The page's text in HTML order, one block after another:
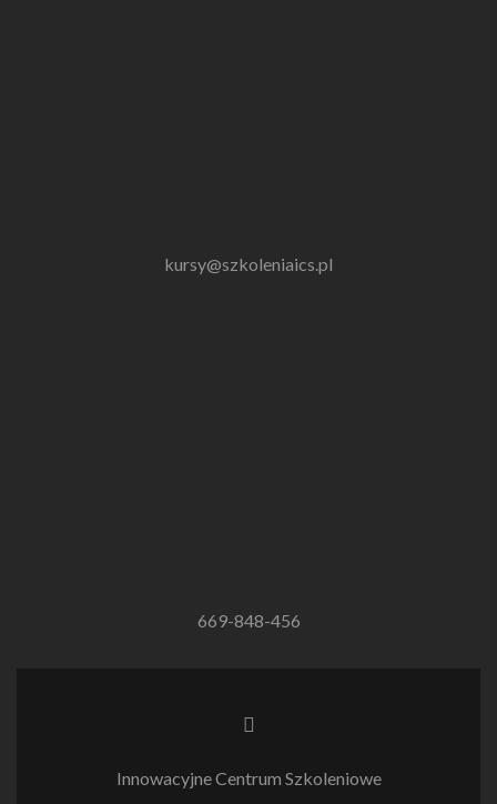
kursy@szkoleniaics.pl
669-848-456
Link
Innowacyjne Centrum Szkoleniowe